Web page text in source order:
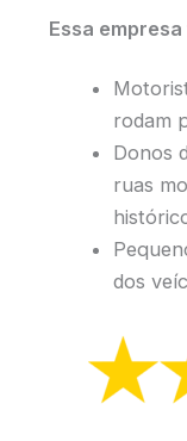
Essa
rodam
Donos
ruas
dos